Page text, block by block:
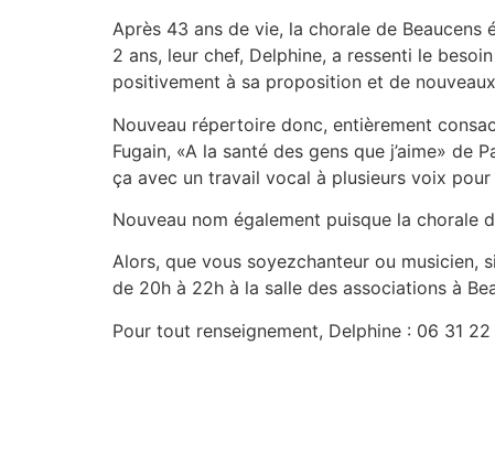
Après 43 ans de vie, la chorale de
2 ans, leur chef, Delphine, a ressenti le
positivement à sa proposition et de
Nouveau répertoire donc, entièrement
Fugain, «A la santé des gens que j’aime» de
ça avec un travail vocal à plusieurs voix
Nouveau nom également puisque la chorale
Alors, que vous soyezchanteur ou
de 20h à 22h à la salle des associations à
Pour tout renseignement, Delphine : 06 31 22